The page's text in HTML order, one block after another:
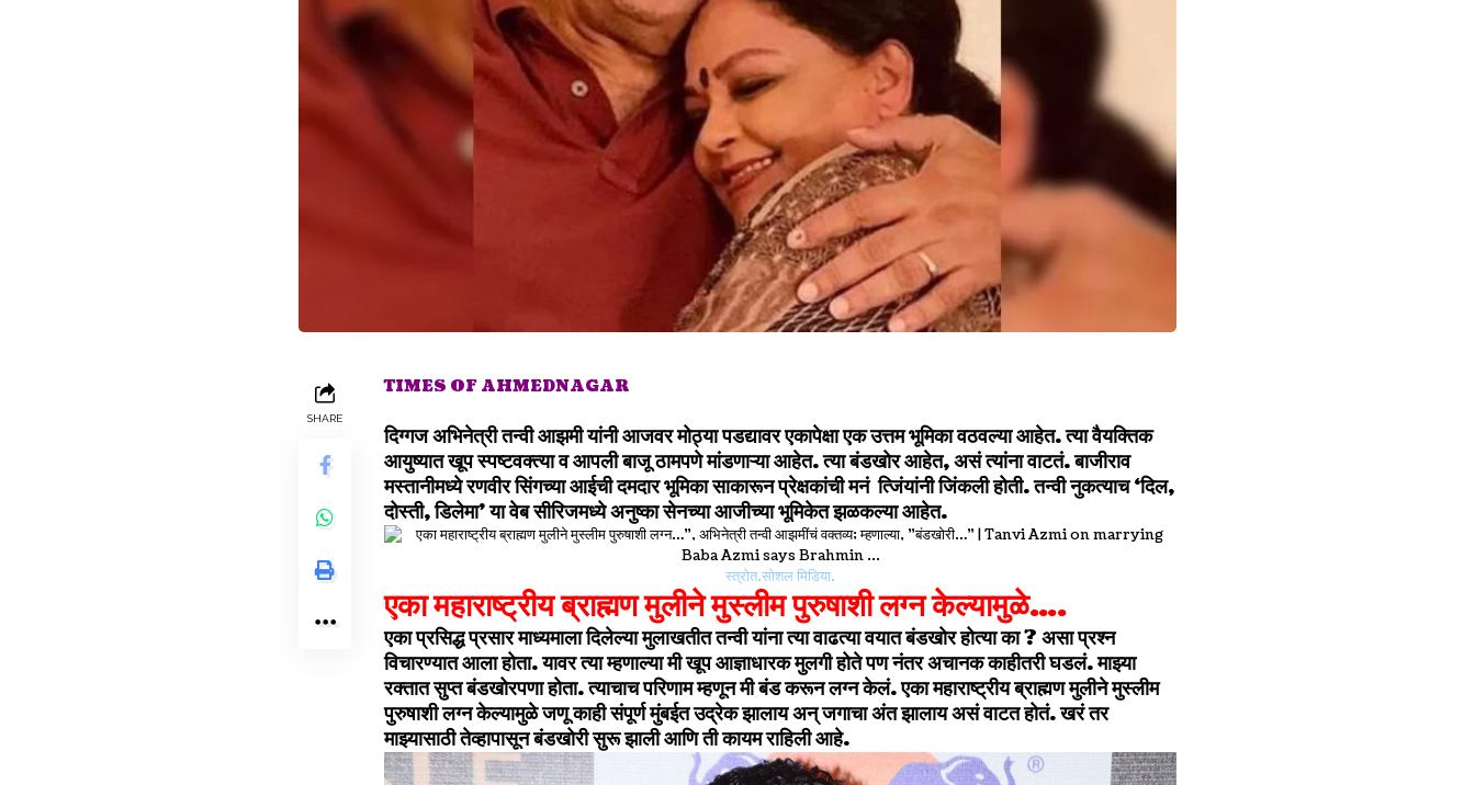
SHARE
TIMES OF AHMEDNAGAR
दिग्गज अभिनेत्री तन्वी आझमी यांनी आजवर मोठ्या पडद्यावर एकापेक्षा एक उत्तम भूमिका वठवल्या आहेत. त्या वैयक्तिक
आयुष्यात खूप स्पष्टवक्त्या व आपली बाजू ठामपणे मांडणाऱ्या आहेत. त्या बंडखोर आहेत, असं त्यांना वाटतं. बाजीराव
मस्तानीमध्ये रणवीर सिंगच्या आईची दमदार भूमिका साकारून प्रेक्षकांची मनं त्जिंयांनी जिंकली होती. तन्वी नुकत्याच ‘दिल,
दोस्ती, डिलेमा’ या वेब सीरिजमध्ये अनुष्का सेनच्या आजीच्या भूमिकेत झळकल्या आहेत.
स्त्रोत.सोशल मिडिया.
एका महाराष्ट्रीय ब्राह्मण मुलीने मुस्लीम पुरुषाशी लग्न केल्यामुळे….
एका प्रसिद्ध प्रसार माध्यमाला दिलेल्या मुलाखतीत तन्वी यांना त्या वाढत्या वयात बंडखोर होत्या का ? असा प्रश्न
विचारण्यात आला होता. यावर त्या म्हणाल्या मी खूप आज्ञाधारक मुलगी होते पण नंतर अचानक काहीतरी घडलं. माझ्या
रक्तात सुप्त बंडखोरपणा होता. त्याचाच परिणाम म्हणून मी बंड करून लग्न केलं. एका महाराष्ट्रीय ब्राह्मण मुलीने मुस्लीम
पुरुषाशी लग्न केल्यामुळे जणू काही संपूर्ण मुंबईत उद्रेक झालाय अन् जगाचा अंत झालाय असं वाटत होतं. खरं तर
माझ्यासाठी तेव्हापासून बंडखोरी सुरू झाली आणि ती कायम राहिली आहे.